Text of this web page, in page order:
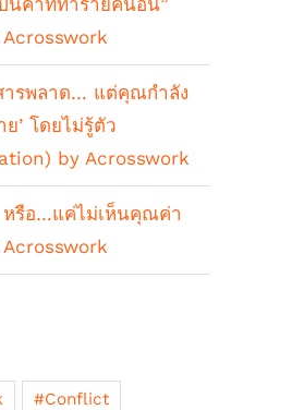
นคำที่ทำร้ายคนอื่น”
รพลาด… แต่คุณกำลัง
’ โดยไม่รู้ตัว
by Acrosswork
หรือ…แค่ไม่เห็นคุณค่า
#Conflict